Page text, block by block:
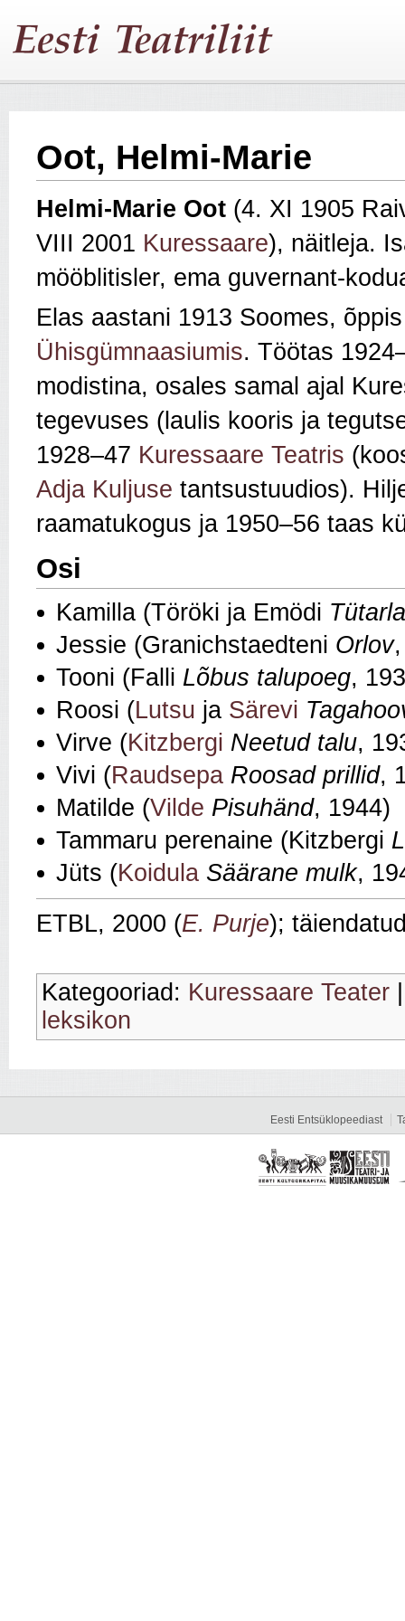
Oot, Helmi-Marie
Helmi‑Marie Oot (4. XI 1905
VIII 2001 Kuressaare), näitleja.
mööblitisler, ema guvernant-
Elas aastani 1913 Soomes,
Ühisgümnaasiumis. Töötas
modistina, osales samal ajal
tegevuses (laulis kooris ja
1928–47 Kuressaare Teatris
Adja Kuljuse tantsustuudios).
raamatukogus ja 1950–56 taas
Osi
Kamilla (Töröki ja Emödi
Jessie (Granichstaedteni Orlov
Tooni (Falli Lõbus talupoeg,
Roosi (Lutsu ja Särevi
Virve (Kitzbergi Neetud talu,
Vivi (Raudsepa Roosad prillid,
Matilde (Vilde Pisuhänd, 1944)
Tammaru perenaine (Kitzbergi
Jüts (Koidula Säärane mulk,
ETBL, 2000 (E. Purje);
Kategooriad: Kuressaare Teater
leksikon
Eesti Entsüklopeediast